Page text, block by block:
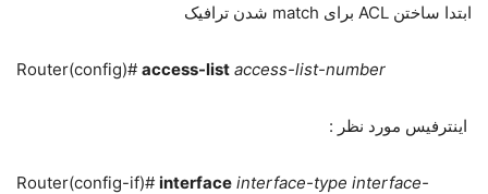
ابتدا ساختن ACL برای match شدن ترافیک
Router(config)#access-list access-list-number
اینترفیس مورد نظر :
Router(config-if)#interface interface-type interface-